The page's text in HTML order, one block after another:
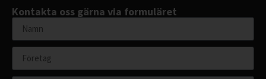
Kontakta oss gärna via formuläret